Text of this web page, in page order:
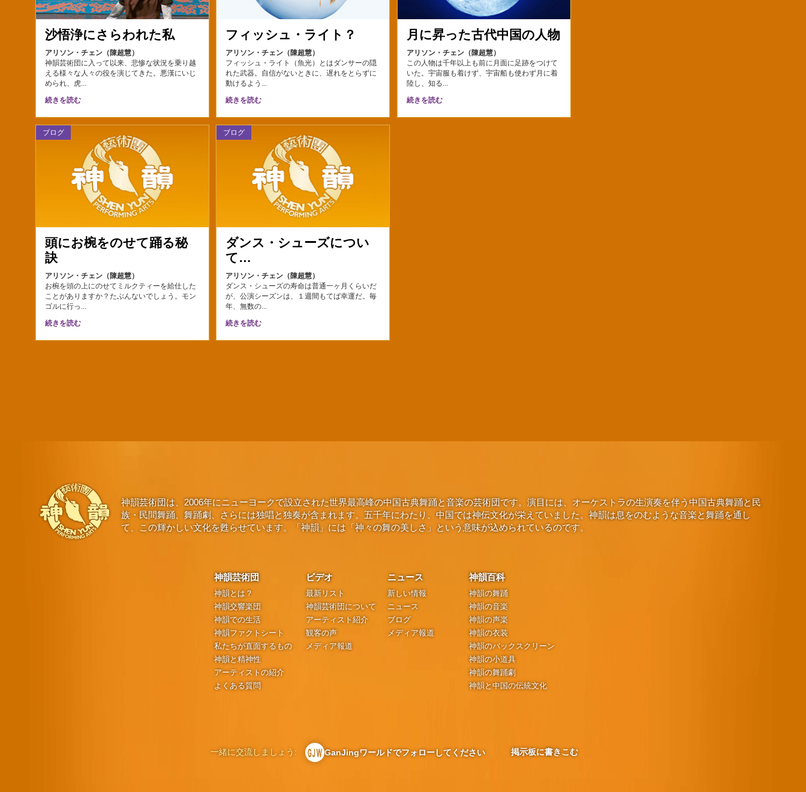
沙悟浄にさらわれた私
アリソン・チェン（陳超慧）
神韻芸術団に入って以来、悲惨な状況を乗り越
える様々な人々の役を演じてきた。悪漢にいじ
められ、虎...
続きを読む
フィッシュ・ライト？
アリソン・チェン（陳超慧）
フィッシュ・ライト（魚光）とはダンサーの隠
れた武器。自信がないときに、遅れをとらずに
動けるよう...
続きを読む
月に昇った古代中国の人物
アリソン・チェン（陳超慧）
この人物は千年以上も前に月面に足跡をつけて
いた。宇宙服も着けず、宇宙船も使わず月に着
陸し、知る...
続きを読む
ブログ
頭にお椀をのせて踊る秘
訣
アリソン・チェン（陳超慧）
お椀を頭の上にのせてミルクティーを給仕した
ことがありますか？たぶんないでしょう。モン
ゴルに行っ...
続きを読む
ブログ
ダンス・シューズについ
て…
アリソン・チェン（陳超慧）
ダンス・シューズの寿命は普通一ヶ月くらいだ
が、公演シーズンは、１週間もてば幸運だ。毎
年、無数の...
続きを読む
神韻芸術団は、2006年にニューヨークで設立された世界最高峰の中国古典舞踊と音楽の芸術団です。演目には、オーケストラの生演奏を伴う中国古典舞踊と民
族・民間舞踊、舞踊劇、さらには独唱と独奏が含まれます。五千年にわたり、中国では神伝文化が栄えていました。神韻は息をのむような音楽と舞踊を通し
て、この輝かしい文化を甦らせています。「神韻」には「神々の舞の美しさ」という意味が込められているのです。
神韻芸術団
神韻とは？
神韻交響楽団
神韻での生活
神韻ファクトシート
私たちが直面するもの
神韻と精神性
アーティストの紹介
よくある質問
ビデオ
最新リスト
神韻芸術団について
アーティスト紹介
観客の声
メディア報道
ニュース
新しい情報
ニュース
ブログ
メディア報道
神韻百科
神韻の舞踊
神韻の音楽
神韻の声楽
神韻の衣装
神韻のバックスクリーン
神韻の小道具
神韻の舞踊劇
神韻と中国の伝統文化
一緒に交流しましょう: GanJingワールドでフォローしてください 掲示板に書きこむ